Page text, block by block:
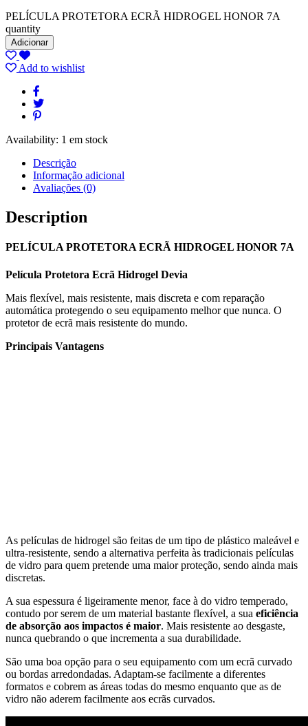
PELÍCULA PROTETORA ECRÃ HIDROGEL HONOR 7A
quantity
Adicionar
Add to wishlist
Availability: 1 em stock
Descrição
Informação adicional
Avaliações (0)
Description
PELÍCULA PROTETORA ECRÃ HIDROGEL HONOR 7A
Película Protetora Ecrã Hidrogel Devia
Mais flexível, mais resistente, mais discreta e com reparação
automática protegendo o seu equipamento melhor que nunca. O
protetor de ecrã mais resistente do mundo.
Principais Vantagens
As películas de hidrogel são feitas de um tipo de plástico maleável e
ultra-resistente, sendo a alternativa perfeita às tradicionais películas
de vidro para quem pretende uma maior proteção, sendo ainda mais
discretas.
A sua espessura é ligeiramente menor, face à do vidro temperado,
contudo por serem de um material bastante flexível, a sua eficiência
de absorção aos impactos é maior. Mais resistente ao desgaste,
nunca quebrando o que incrementa a sua durabilidade.
São uma boa opção para o seu equipamento com um ecrã curvado
ou bordas arredondadas. Adaptam-se facilmente a diferentes
formatos e cobrem as áreas todas do mesmo enquanto que as de
vidro não aderem facilmente aos ecrãs curvados.